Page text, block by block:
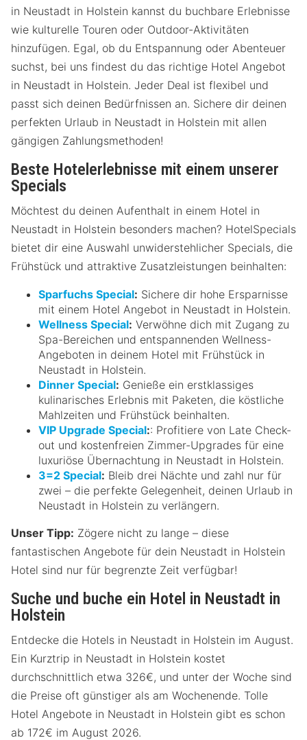
in Neustadt in Holstein kannst du buchbare Erlebnisse
wie kulturelle Touren oder Outdoor-Aktivitäten
hinzufügen. Egal, ob du Entspannung oder Abenteuer
suchst, bei uns findest du das richtige Hotel Angebot
in Neustadt in Holstein. Jeder Deal ist flexibel und
passt sich deinen Bedürfnissen an. Sichere dir deinen
perfekten Urlaub in Neustadt in Holstein mit allen
gängigen Zahlungsmethoden!
Beste Hotelerlebnisse mit einem unserer
Specials
Möchtest du deinen Aufenthalt in einem Hotel in
Neustadt in Holstein besonders machen? HotelSpecials
bietet dir eine Auswahl unwiderstehlicher Specials, die
Frühstück und attraktive Zusatzleistungen beinhalten:
Sparfuchs Special: Sichere dir hohe Ersparnisse
mit einem Hotel Angebot in Neustadt in Holstein.
Wellness Special: Verwöhne dich mit Zugang zu
Spa-Bereichen und entspannenden Wellness-
Angeboten in deinem Hotel mit Frühstück in
Neustadt in Holstein.
Dinner Special: Genieße ein erstklassiges
kulinarisches Erlebnis mit Paketen, die köstliche
Mahlzeiten und Frühstück beinhalten.
VIP Upgrade Special:: Profitiere von Late Check-
out und kostenfreien Zimmer-Upgrades für eine
luxuriöse Übernachtung in Neustadt in Holstein.
3=2 Special: Bleib drei Nächte und zahl nur für
zwei – die perfekte Gelegenheit, deinen Urlaub in
Neustadt in Holstein zu verlängern.
Unser Tipp: Zögere nicht zu lange – diese
fantastischen Angebote für dein Neustadt in Holstein
Hotel sind nur für begrenzte Zeit verfügbar!
Suche und buche ein Hotel in Neustadt in
Holstein
Entdecke die Hotels in Neustadt in Holstein im August.
Ein Kurztrip in Neustadt in Holstein kostet
durchschnittlich etwa 326€, und unter der Woche sind
die Preise oft günstiger als am Wochenende. Tolle
Hotel Angebote in Neustadt in Holstein gibt es schon
ab 172€ im August 2026.